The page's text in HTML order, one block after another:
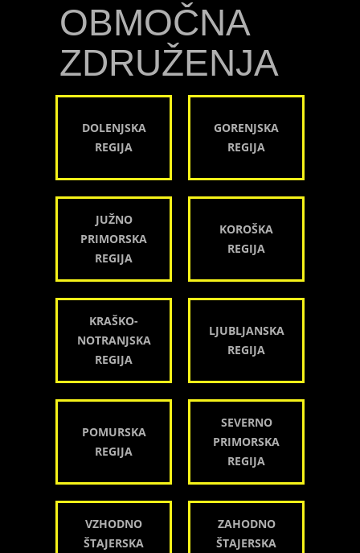
OBMOČNA
ZDRUŽENJA
DOLENJSKA
REGIJA
GORENJSKA
REGIJA
JUŽNO
PRIMORSKA
REGIJA
KOROŠKA
REGIJA
KRAŠKO-
NOTRANJSKA
REGIJA
LJUBLJANSKA
REGIJA
POMURSKA
REGIJA
SEVERNO
PRIMORSKA
REGIJA
VZHODNO
ŠTAJERSKA
ZAHODNO
ŠTAJERSKA